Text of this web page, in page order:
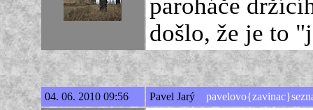
paroháče
došlo, že je to
04. 06. 2010 09:56 Pavel Jarý